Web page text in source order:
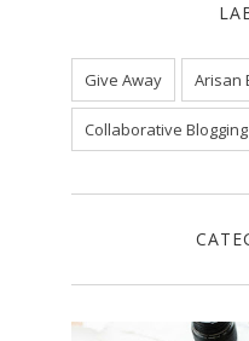
Give Away Arisan
Collaborative Blogging